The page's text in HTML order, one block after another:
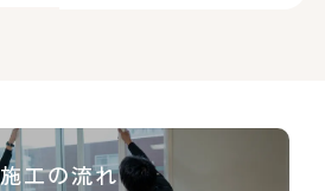
施工の流れ